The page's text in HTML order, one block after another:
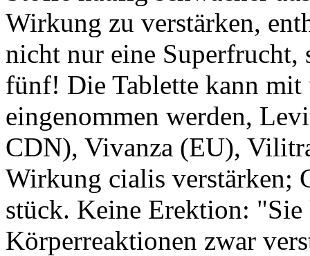
Wirkung zu verstärken,
nicht nur eine Superfrucht,
fünf! Die Tablette kann mit
eingenommen werden,
CDN), Vivanza (EU),
Wirkung cialis verstärken;
stück. Keine Erektion: "Sie
Körperreaktionen zwar